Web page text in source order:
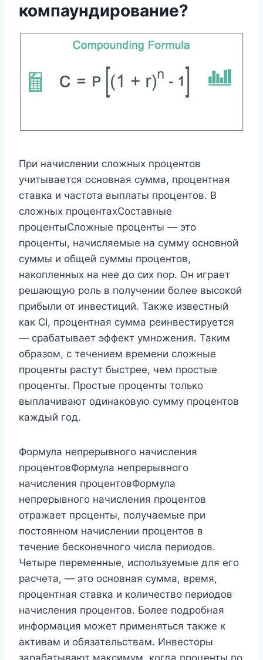
компаундирование?
При начислении сложных процентов
учитывается основная сумма, процентная
ставка и частота выплаты процентов. В
сложных процентахСоставные
процентыСложные проценты — это
проценты, начисляемые на сумму основной
суммы и общей суммы процентов,
накопленных на нее до сих пор. Он играет
решающую роль в получении более высокой
прибыли от инвестиций. Также известный
как CI, процентная сумма реинвестируется
— срабатывает эффект умножения. Таким
образом, с течением времени сложные
проценты растут быстрее, чем простые
проценты. Простые проценты только
выплачивают одинаковую сумму процентов
каждый год.
Формула непрерывного начисления
процентовФормула непрерывного
начисления процентовФормула
непрерывного начисления процентов
отражает проценты, получаемые при
постоянном начислении процентов в
течение бесконечного числа периодов.
Четыре переменные, используемые для его
расчета, — это основная сумма, время,
процентная ставка и количество периодов
начисления процентов. Более подробная
информация может применяться также к
активам и обязательствам. Инвесторы
зарабатывают максимум, когда проценты по